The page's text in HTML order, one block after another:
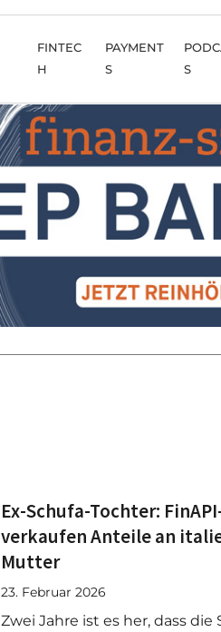
FINTEC
H
PAYMENT
S
S
Ex-Schufa-Tochter:
verkaufen Anteile an
Mutter
23. Februar 2026
Zwei Jahre ist es her, dass die